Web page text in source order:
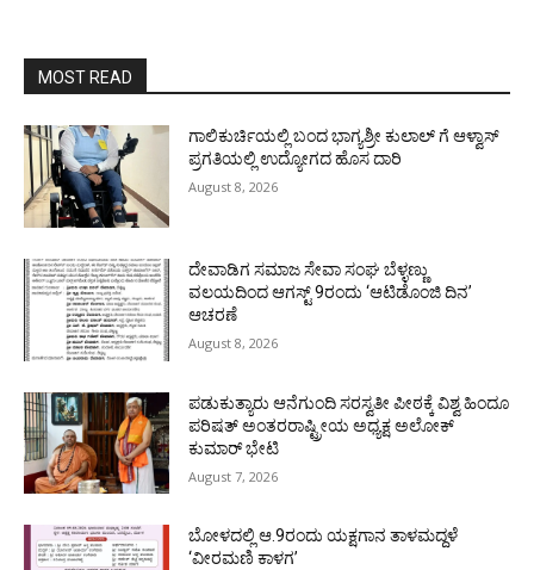
MOST READ
ಗಾಲಿಕುರ್ಚಿಯಲ್ಲಿ ಬಂದ ಭಾಗ್ಯಶ್ರೀ ಕುಲಾಲ್ ಗೆ ಆಳ್ವಾಸ್
ಪ್ರಗತಿಯಲ್ಲಿ ಉದ್ಯೋಗದ ಹೊಸ ದಾರಿ
August 8, 2026
ದೇವಾಡಿಗ ಸಮಾಜ ಸೇವಾ ಸಂಘ ಬೆಳ್ಳಣ್ಣು
ವಲಯದಿಂದ ಆಗಸ್ಟ್ 9ರಂದು ‘ಆಟಿಡೊಂಜಿ ದಿನ’
ಆಚರಣೆ
August 8, 2026
ಪಡುಕುತ್ಯಾರು ಆನೆಗುಂದಿ ಸರಸ್ವತೀ ಪೀಠಕ್ಕೆ ವಿಶ್ವ ಹಿಂದೂ
ಪರಿಷತ್ ಅಂತರರಾಷ್ಟ್ರೀಯ ಅಧ್ಯಕ್ಷ ಅಲೋಕ್
ಕುಮಾರ್ ಭೇಟಿ
August 7, 2026
ಬೋಳದಲ್ಲಿ ಆ.9ರಂದು ಯಕ್ಷಗಾನ ತಾಳಮದ್ದಳೆ
‘ವೀರಮಣಿ ಕಾಳಗ’